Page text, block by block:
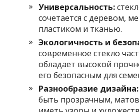
Универсальность:
сочетается с деревом,
пластиком и тканью.
Экологичность и
современное стекло
обладает высокой
его безопасным для
Разнообразие дизайна:
быть прозрачным,